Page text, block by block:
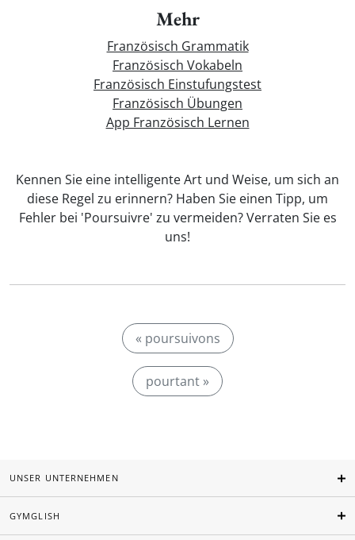
Mehr
Französisch Grammatik
Französisch Vokabeln
Französisch Einstufungstest
Französisch Übungen
App Französisch Lernen
Kennen Sie eine intelligente Art und Weise, um sich an
diese Regel zu erinnern? Haben Sie einen Tipp, um
Fehler bei 'Poursuivre' zu vermeiden? Verraten Sie es
uns!
« poursuivons
pourtant »
UNSER UNTERNEHMEN
GYMGLISH